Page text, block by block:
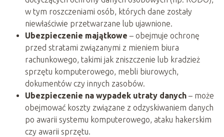
w tym roszczeniami osób, których dane zostały
niewłaściwie przetwarzane lub ujawnione.
Ubezpieczenie majątkowe – obejmuje ochronę
przed stratami związanymi z mieniem biura
rachunkowego, takimi jak zniszczenie lub kradzież
sprzętu komputerowego, mebli biurowych,
dokumentów czy innych zasobów.
Ubezpieczenie na wypadek utraty danych – może
obejmować koszty związane z odzyskiwaniem danych
po awarii systemu komputerowego, ataku hakerskim
czy awarii sprzętu.